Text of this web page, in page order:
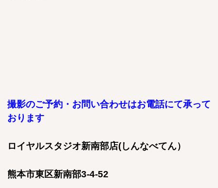
撮影のご予約・お問い合わせはお電話にて承って
おります
ロイヤルスタジオ新南部店(しんなべてん）
熊本市東区新南部3-4-52